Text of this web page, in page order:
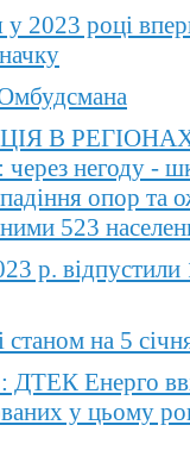
2023 році
В
через негоду -
опор та
523
р. відпустили
станом на 5
ДТЕК Енерго
у цьому